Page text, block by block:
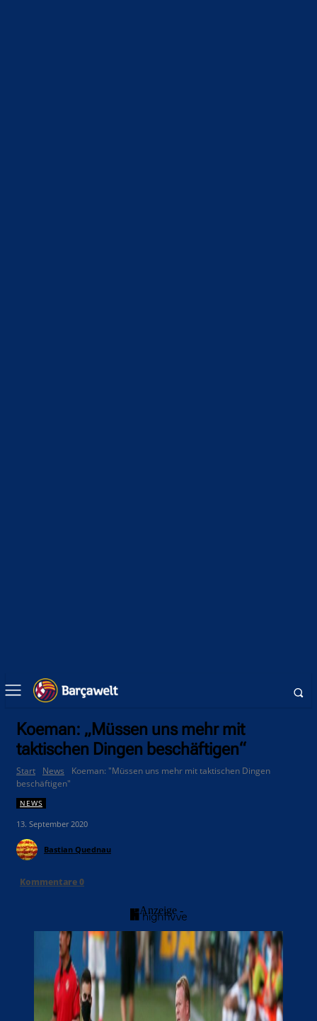
Koeman: „Müssen uns mehr mit
taktischen Dingen beschäftigen“
Start News
Koeman: "Müssen uns mehr mit taktischen Dingen
beschäftigen"
NEWS
13. September 2020
Bastian Quednau
Kommentare0
- Anzeige -